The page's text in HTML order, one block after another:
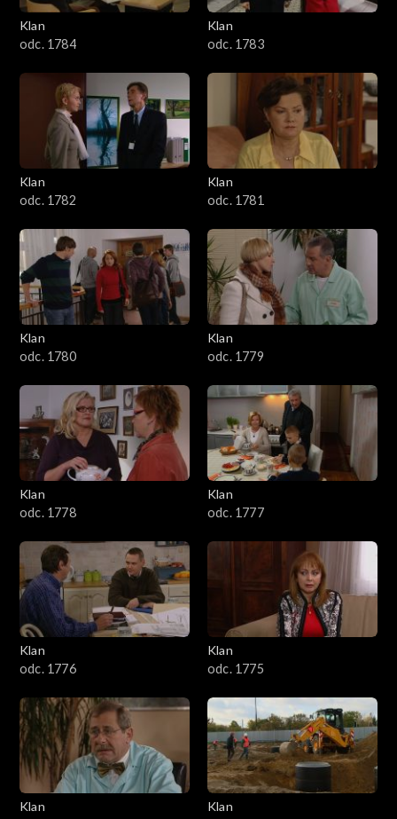
1601–1700
1501–1600
1401–1500
1301–1400
1201–1300
1101–1200
1001–1100
901–1000
801–900
701–800
601–700
501–600
401–500
301–400
201–300
101–200
1–100
Klan
odc. 1784
Klan
odc. 1783
Klan
odc. 1782
Klan
odc. 1781
Klan
odc. 1780
Klan
odc. 1779
Klan
odc. 1778
Klan
odc. 1777
Klan
odc. 1776
Klan
odc. 1775
Klan
Klan